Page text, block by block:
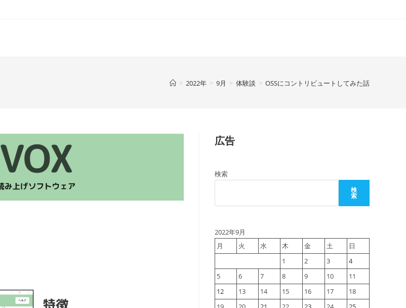
> 2022年 > 9月 > 体験談 > OSSにコントリビュートしてみた話
広告
検索
検
索
2022年9月
月
火 水 木 金 土
日
1
2 3
4
5
6 7 8 9 10
11
12
13 14 15 16 17
18